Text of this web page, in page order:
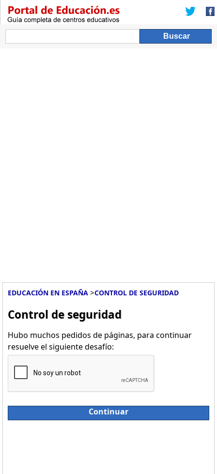
EDUCACIÓN EN ESPAÑA >CONTROL DE SEGURIDAD
Control de seguridad
Hubo muchos pedidos de páginas, para continuar
resuelve el siguiente desafío:
Continuar